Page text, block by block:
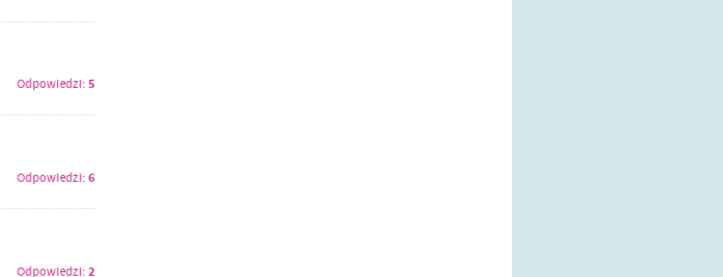
Odpowiedzi: 5
Odpowiedzi: 6
Odpowiedzi: 2